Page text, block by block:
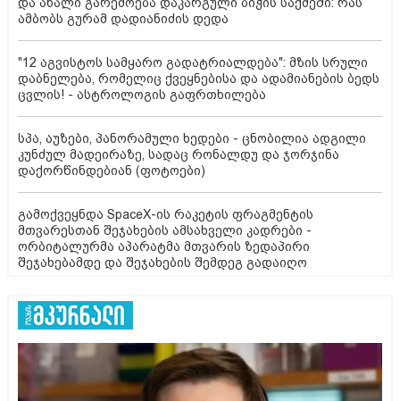
ამბობს გურამ დადიანიძის დედა
"12 აგვისტოს სამყარო გადატრიალდება": მზის სრული
დაბნელება, რომელიც ქვეყნებისა და ადამიანების ბედს
ცვლის! - ასტროლოგის გაფრთხილება
სპა, აუზები, პანორამული ხედები - ცნობილია ადგილი
კუნძულ მადეირაზე, სადაც რონალდუ და ჯორჯინა
დაქორწინდებიან (ფოტოები)
გამოქვეყნდა SpaceX-ის რაკეტის ფრაგმენტის
მთვარესთან შეჯახების ამსახველი კადრები -
ორბიტალურმა აპარატმა მთვარის ზედაპირი
შეჯახებამდე და შეჯახების შემდეგ გადაიღო